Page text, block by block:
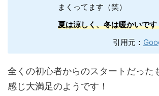
まくってます（笑）
夏は涼しく、冬は暖かいです
引用元：
全くの初心者からのスタートだった
感じ大満足のようです！